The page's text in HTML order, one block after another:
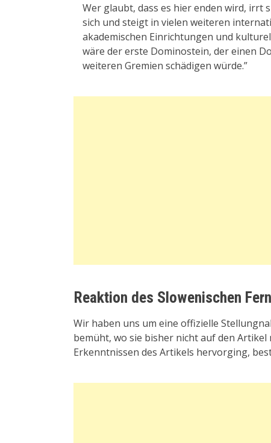
Wer glaubt, dass es hier enden wird, irrt
sich und steigt in vielen weiteren
akademischen Einrichtungen und
wäre der erste Dominostein, der einen
weiteren Gremien schädigen würde.”
Reaktion des Slowenischen
Wir haben uns um eine offizielle
bemüht, wo sie bisher nicht auf den
Erkenntnissen des Artikels hervorging,